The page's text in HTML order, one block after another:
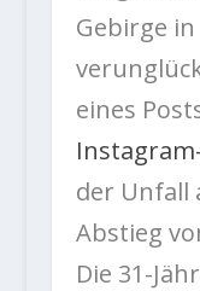
Gebirge
eines
der Unfall
Abstieg
Die 31-